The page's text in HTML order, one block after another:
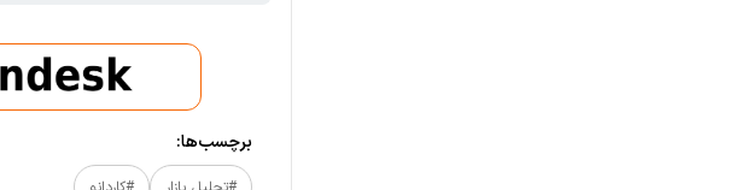
برچسب‌ها: